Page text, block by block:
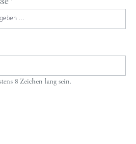
8 Zeichen lang sein.